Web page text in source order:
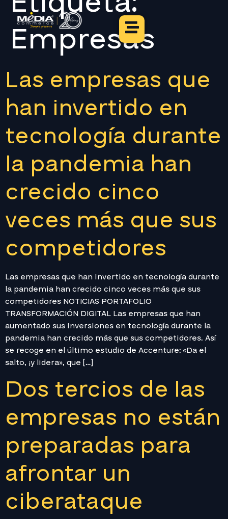
Empresas
Las empresas que
han invertido en
tecnología durante
la pandemia han
crecido cinco
veces más que sus
competidores
Las empresas que han invertido en tecnología durante
la pandemia han crecido cinco veces más que sus
competidores NOTICIAS PORTAFOLIO
TRANSFORMACIÓN DIGITAL Las empresas que han
aumentado sus inversiones en tecnología durante la
pandemia han crecido más que sus competidores. Así
se recoge en el último estudio de Accenture: «Da el
salto, ¡y lidera», que […]
Dos tercios de las
empresas no están
preparadas para
afrontar un
ciberataque